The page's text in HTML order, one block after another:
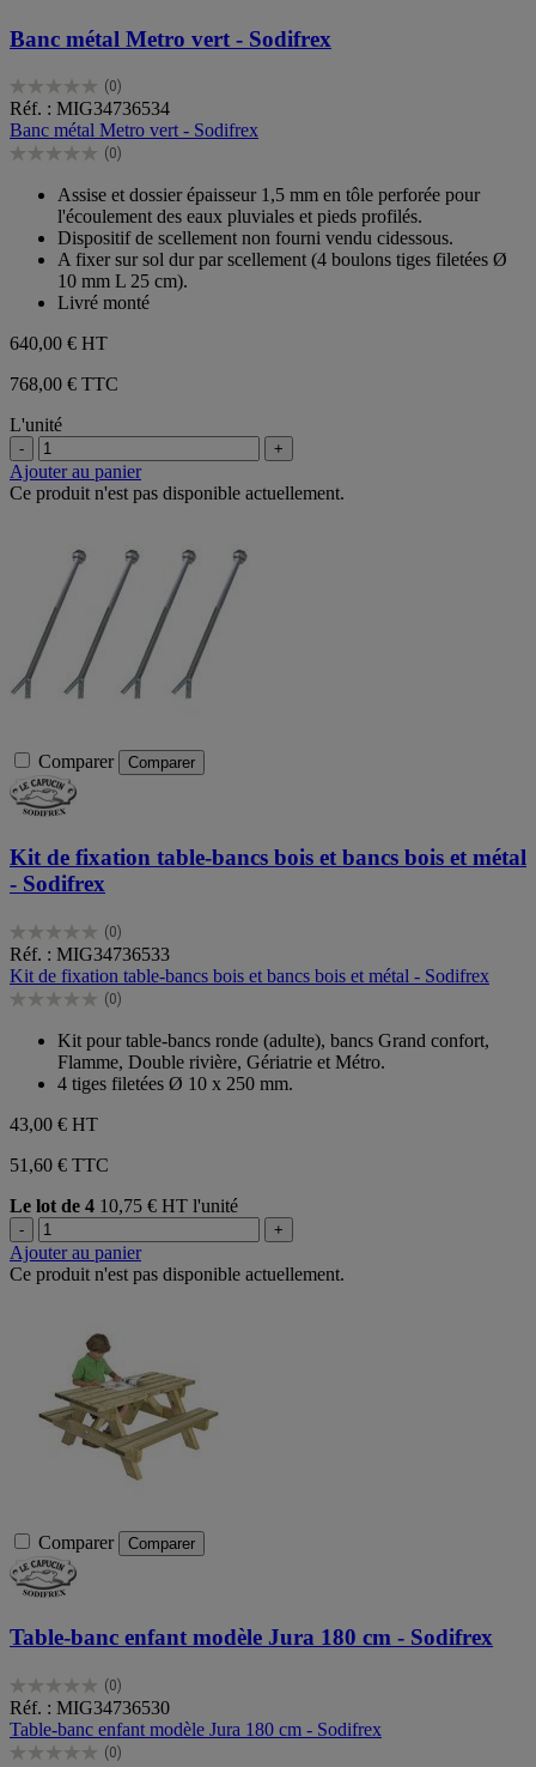
Banc métal Metro vert - Sodifrex
(0)
0.0
sur
5
étoiles.
Réf. : MIG34736534
Banc métal Metro vert - Sodifrex
(0)
0.0
étoiles.
Assise et dossier épaisseur 1,5 mm en tôle perforée pour
l'écoulement des eaux pluviales et pieds profilés.
Dispositif de scellement non fourni vendu cidessous.
A fixer sur sol dur par scellement (4 boulons tiges filetées Ø
10 mm L 25 cm).
Livré monté
640,00 € HT
768,00 € TTC
L'unité
- +
Ajouter au panier
Ce produit n'est pas disponible actuellement.
Comparer Comparer
Kit de fixation table-bancs bois et bancs bois et métal
- Sodifrex
(0)
0.0
sur
5
étoiles.
Réf. : MIG34736533
Kit de fixation table-bancs bois et bancs bois et métal - Sodifrex
(0)
0.0
étoiles.
Kit pour table-bancs ronde (adulte), bancs Grand confort,
Flamme, Double rivière, Gériatrie et Métro.
4 tiges filetées Ø 10 x 250 mm.
43,00 € HT
51,60 € TTC
Le lot de 4 10,75 € HT l'unité
- +
Ajouter au panier
Ce produit n'est pas disponible actuellement.
Comparer Comparer
Table-banc enfant modèle Jura 180 cm - Sodifrex
(0)
0.0
sur
5
étoiles.
Réf. : MIG34736530
Table-banc enfant modèle Jura 180 cm - Sodifrex
(0)
0.0